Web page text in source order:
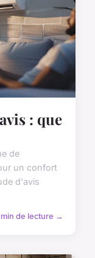
: que
de
un confort
d'avis
min de lecture →